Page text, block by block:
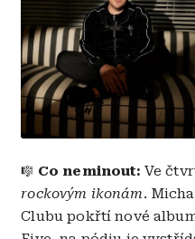
🎼 Co neminout: Ve
rockovým ikonám.
Clubu pokřtí nové